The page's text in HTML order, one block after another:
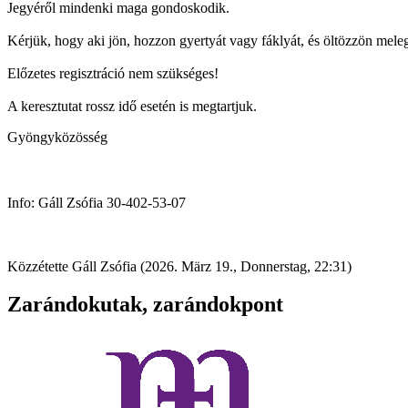
Jegyéről mindenki maga gondoskodik.
Kérjük, hogy aki jön, hozzon gyertyát vagy fáklyát, és öltözzön
Előzetes regisztráció nem szükséges!
A keresztutat rossz idő esetén is megtartjuk.
Gyöngyközösség
Info: Gáll Zsófia 30-402-53-07
Közzétette Gáll Zsófia (2026. März 19., Donnerstag, 22:31)
Zarándokutak, zarándokpont